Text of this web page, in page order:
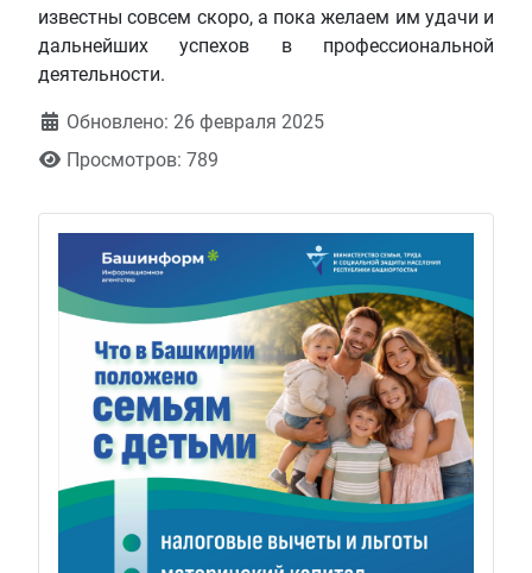
известны совсем скоро, а пока желаем им удачи и
дальнейших успехов в профессиональной
деятельности.
Обновлено: 26 февраля 2025
Просмотров: 789